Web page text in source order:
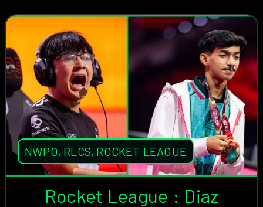
NWPO, RLCS, ROCKET LEAGUE
Rocket League : Diaz